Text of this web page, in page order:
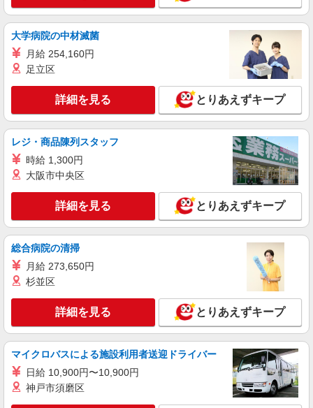
大学病院の中材滅菌
月給 254,160円
足立区
詳細を見る とりあえずキープ
レジ・商品陳列スタッフ
時給 1,300円
大阪市中央区
詳細を見る とりあえずキープ
総合病院の清掃
月給 273,650円
杉並区
詳細を見る とりあえずキープ
マイクロバスによる施設利用者送迎ドライバー
日給 10,900円〜10,900円
神戸市須磨区